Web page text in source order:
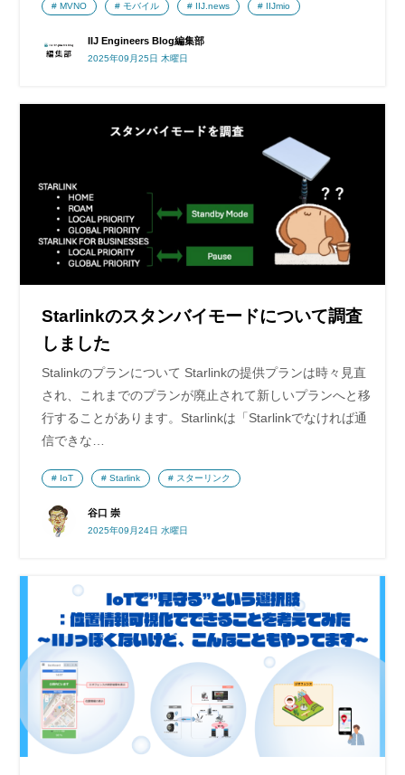
IIJ Engineers Blog編集部
2025年09月25日 木曜日
MVNO モバイル IIJ.news IIJmio
Starlinkのスタンバイモードについて調査
しました
Stalinkのプランについて Starlinkの提供プランは時々見直
され、これまでのプランが廃止されて新しいプランへと移
行することがあります。Starlinkは「Starlinkでなければ通
信できな…
谷口 崇
2025年09月24日 水曜日
IoT Starlink スターリンク